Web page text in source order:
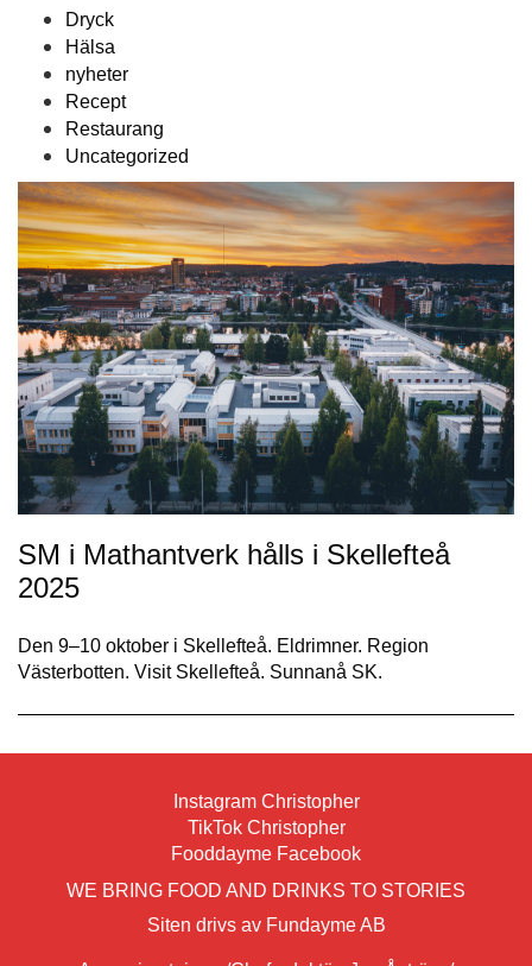
Dryck
Hälsa
nyheter
Recept
Restaurang
Uncategorized
SM i Mathantverk hålls i Skellefteå
2025
Den 9–10 oktober i Skellefteå. Eldrimner. Region
Västerbotten. Visit Skellefteå. Sunnanå SK.
Instagram Christopher
TikTok Christopher
Fooddayme Facebook
WE BRING FOOD AND DRINKS TO STORIES
Siten drivs av Fundayme AB